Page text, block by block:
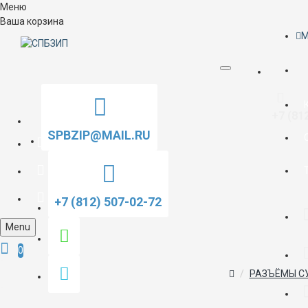
Меню
Ваша корзина
SPBZIP@MAIL.RU
+7 (812) 507-02-72
Menu
0
РАЗЪЁМЫ